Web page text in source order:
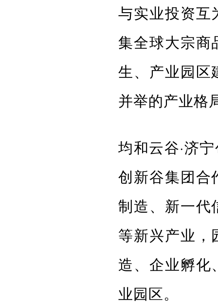
与实业投资互
集全球大宗商
生、产业园区
并举的产业格
均和云谷·济
创新谷集团合
制造、新一代
等新兴产业，
造、企业孵化
业园区。